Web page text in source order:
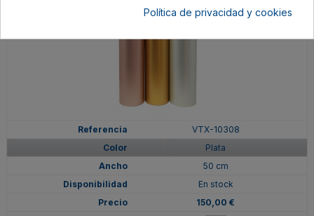
VTX-10308
Plata
50 cm
En stock
150,00 €
Política de privacidad y cookies